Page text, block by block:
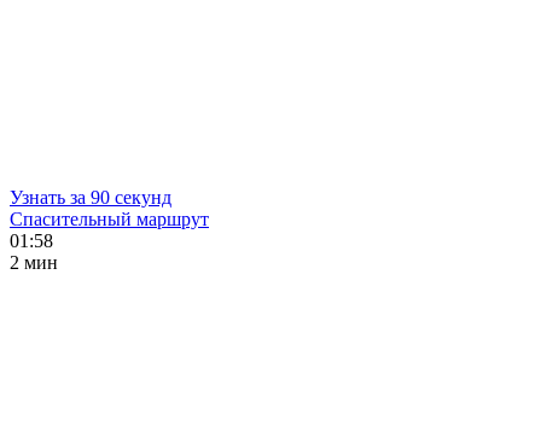
Узнать за 90 секунд
Спасительный маршрут
01:58
2 мин